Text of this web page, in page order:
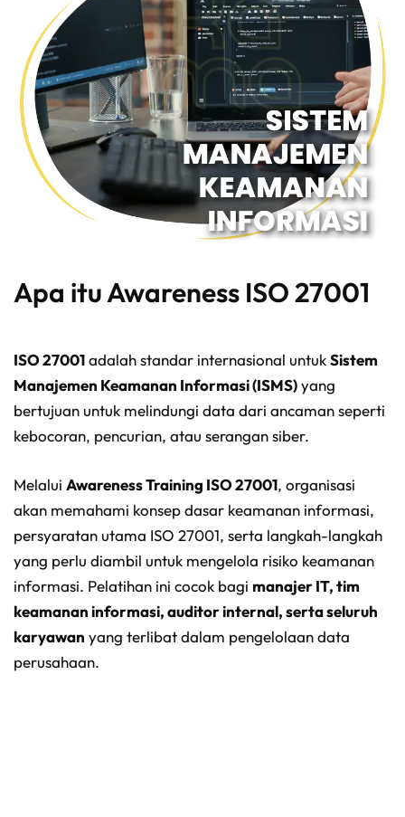
Apa itu Awareness ISO 27001
ISO 27001adalah standar internasional untukSistem
Manajemen Keamanan Informasi (ISMS)yang
bertujuan untuk melindungi data dari ancaman seperti
kebocoran, pencurian, atau serangan siber.
Melalui Awareness Training ISO 27001, organisasi
akan memahami konsep dasar keamanan informasi,
persyaratan utama ISO 27001, serta langkah-langkah
yang perlu diambil untuk mengelola risiko keamanan
informasi. Pelatihan ini cocok bagi manajer IT, tim
keamanan informasi, auditor internal, serta seluruh
karyawan yang terlibat dalam pengelolaan data
perusahaan.